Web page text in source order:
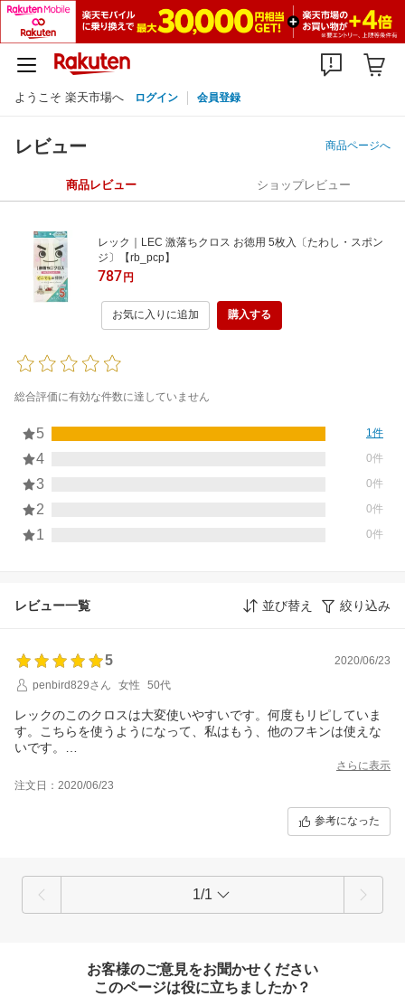
ようこそ 楽天市場へ ログイン 会員登録
レビュー 商品ページへ
商品レビュー ショップレビュー
レック｜LEC 激落ちクロス お徳用 5枚入〔たわし・スポン
ジ〕【rb_pcp】
787円
お気に入りに追加 購入する
総合評価に有効な件数に達していません
5 1件
4 0件
3 0件
2 0件
1 0件
レビュー一覧 並び替え 絞り込み
5
2020/06/23
penbird829さん
女性 50代
レックのこのクロスは大変使いやすいです。何度もリピしていま
す。こちらを使うようになって、私はもう、他のフキンは使えな
いです。
普段は10枚入りを購入しています。こちらは5枚入りですので、初
めて試す方や、送料対策にいいksと思います。
さらに表示
注文日：2020/06/23
参考になった
1/1
お客様のご意見をお聞かせください
このページは役に立ちましたか？